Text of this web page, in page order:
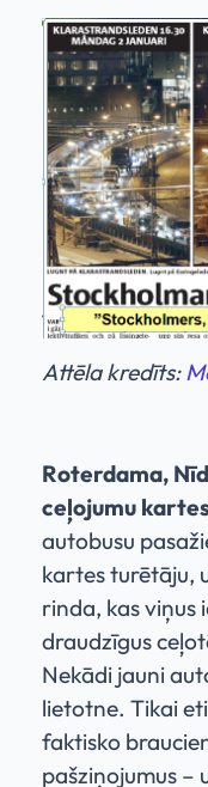
Attēla kredīts:
Roterdama,
ceļojumu
autobusu
kartes turētāju,
rinda, kas viņus
draudzīgus
Nekādi jauni
lietotne. Tikai
faktisko
pašziņojumus –